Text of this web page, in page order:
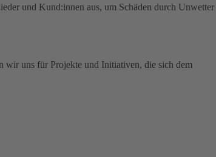
und Kund:innen aus, um Schäden durch Unwetter
wir uns für Projekte und Initiativen, die sich dem